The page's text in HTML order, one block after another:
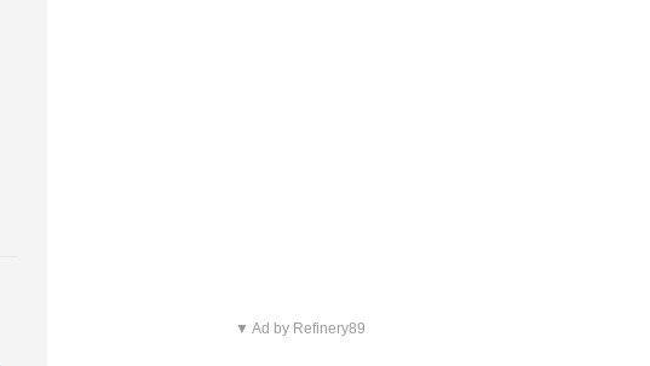
▼ Ad by Refinery89